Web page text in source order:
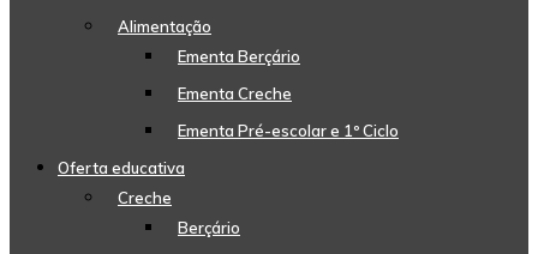
Alimentação
Ementa Berçário
Ementa Creche
Ementa Pré-escolar e 1º Ciclo
Oferta educativa
Creche
Berçário